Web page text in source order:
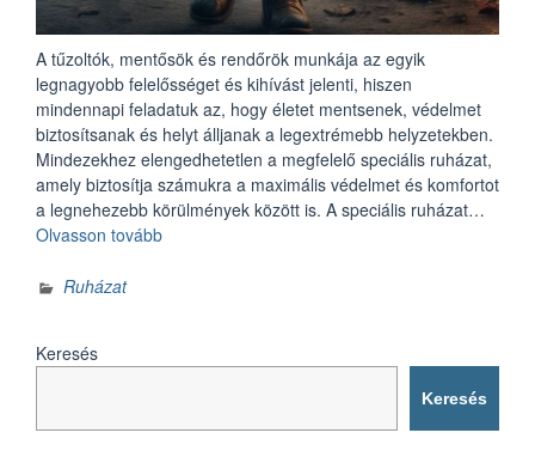
A tűzoltók, mentősök és rendőrök munkája az egyik
legnagyobb felelősséget és kihívást jelenti, hiszen
mindennapi feladatuk az, hogy életet mentsenek, védelmet
biztosítsanak és helyt álljanak a legextrémebb helyzetekben.
Mindezekhez elengedhetetlen a megfelelő speciális ruházat,
amely biztosítja számukra a maximális védelmet és komfortot
a legnehezebb körülmények között is. A speciális ruházat…
Olvasson tovább„Speciális
Ruházat
Keresés
Keresés